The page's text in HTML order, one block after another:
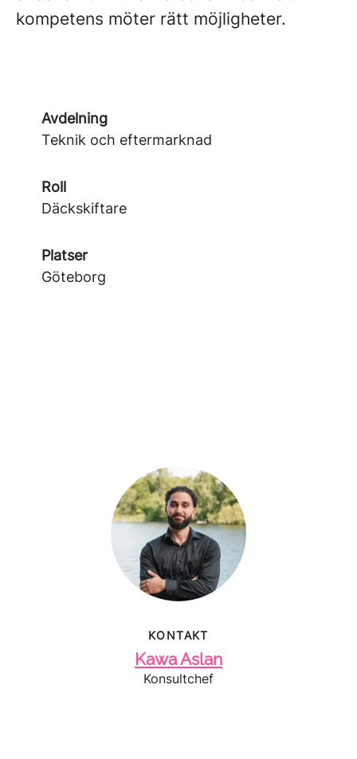
kompetens möter rätt möjligheter.
Avdelning
Teknik och eftermarknad
Roll
Däckskiftare
Platser
Göteborg
KONTAKT
Kawa Aslan
Konsultchef